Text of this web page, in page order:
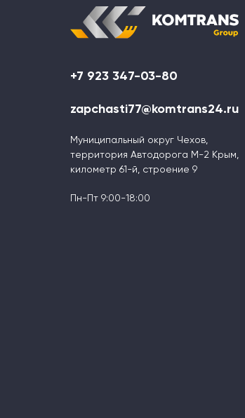
+7 923 347-03-80
zapchasti77@komtrans24.ru
Муниципальный округ Чехов,
территория Автодорога М-2 Крым,
километр 61-й, строение 9
Пн-Пт 9:00-18:00